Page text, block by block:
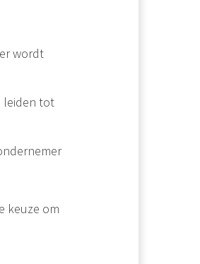
wordt
leiden tot
keuze om